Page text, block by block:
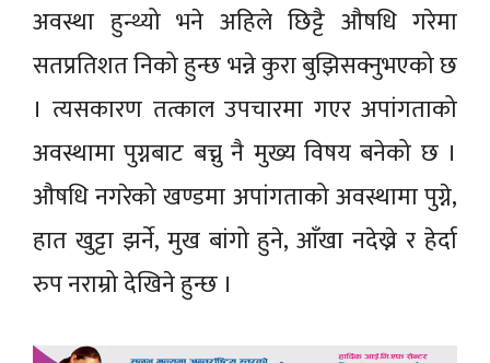
अवस्था हुन्थ्यो भने अहिले छिट्टै औषधि गरेमा
सतप्रतिशत निको हुन्छ भन्ने कुरा बुझिसक्नुभएको छ
। त्यसकारण तत्काल उपचारमा गएर अपांगताको
अवस्थामा पुग्नबाट बच्नु नै मुख्य विषय बनेको छ ।
औषधि नगरेको खण्डमा अपांगताको अवस्थामा पुग्ने,
हात खुट्टा झर्ने, मुख बांगो हुने, आँखा नदेख्ने र हेर्दा
रुप नराम्रो देखिने हुन्छ ।